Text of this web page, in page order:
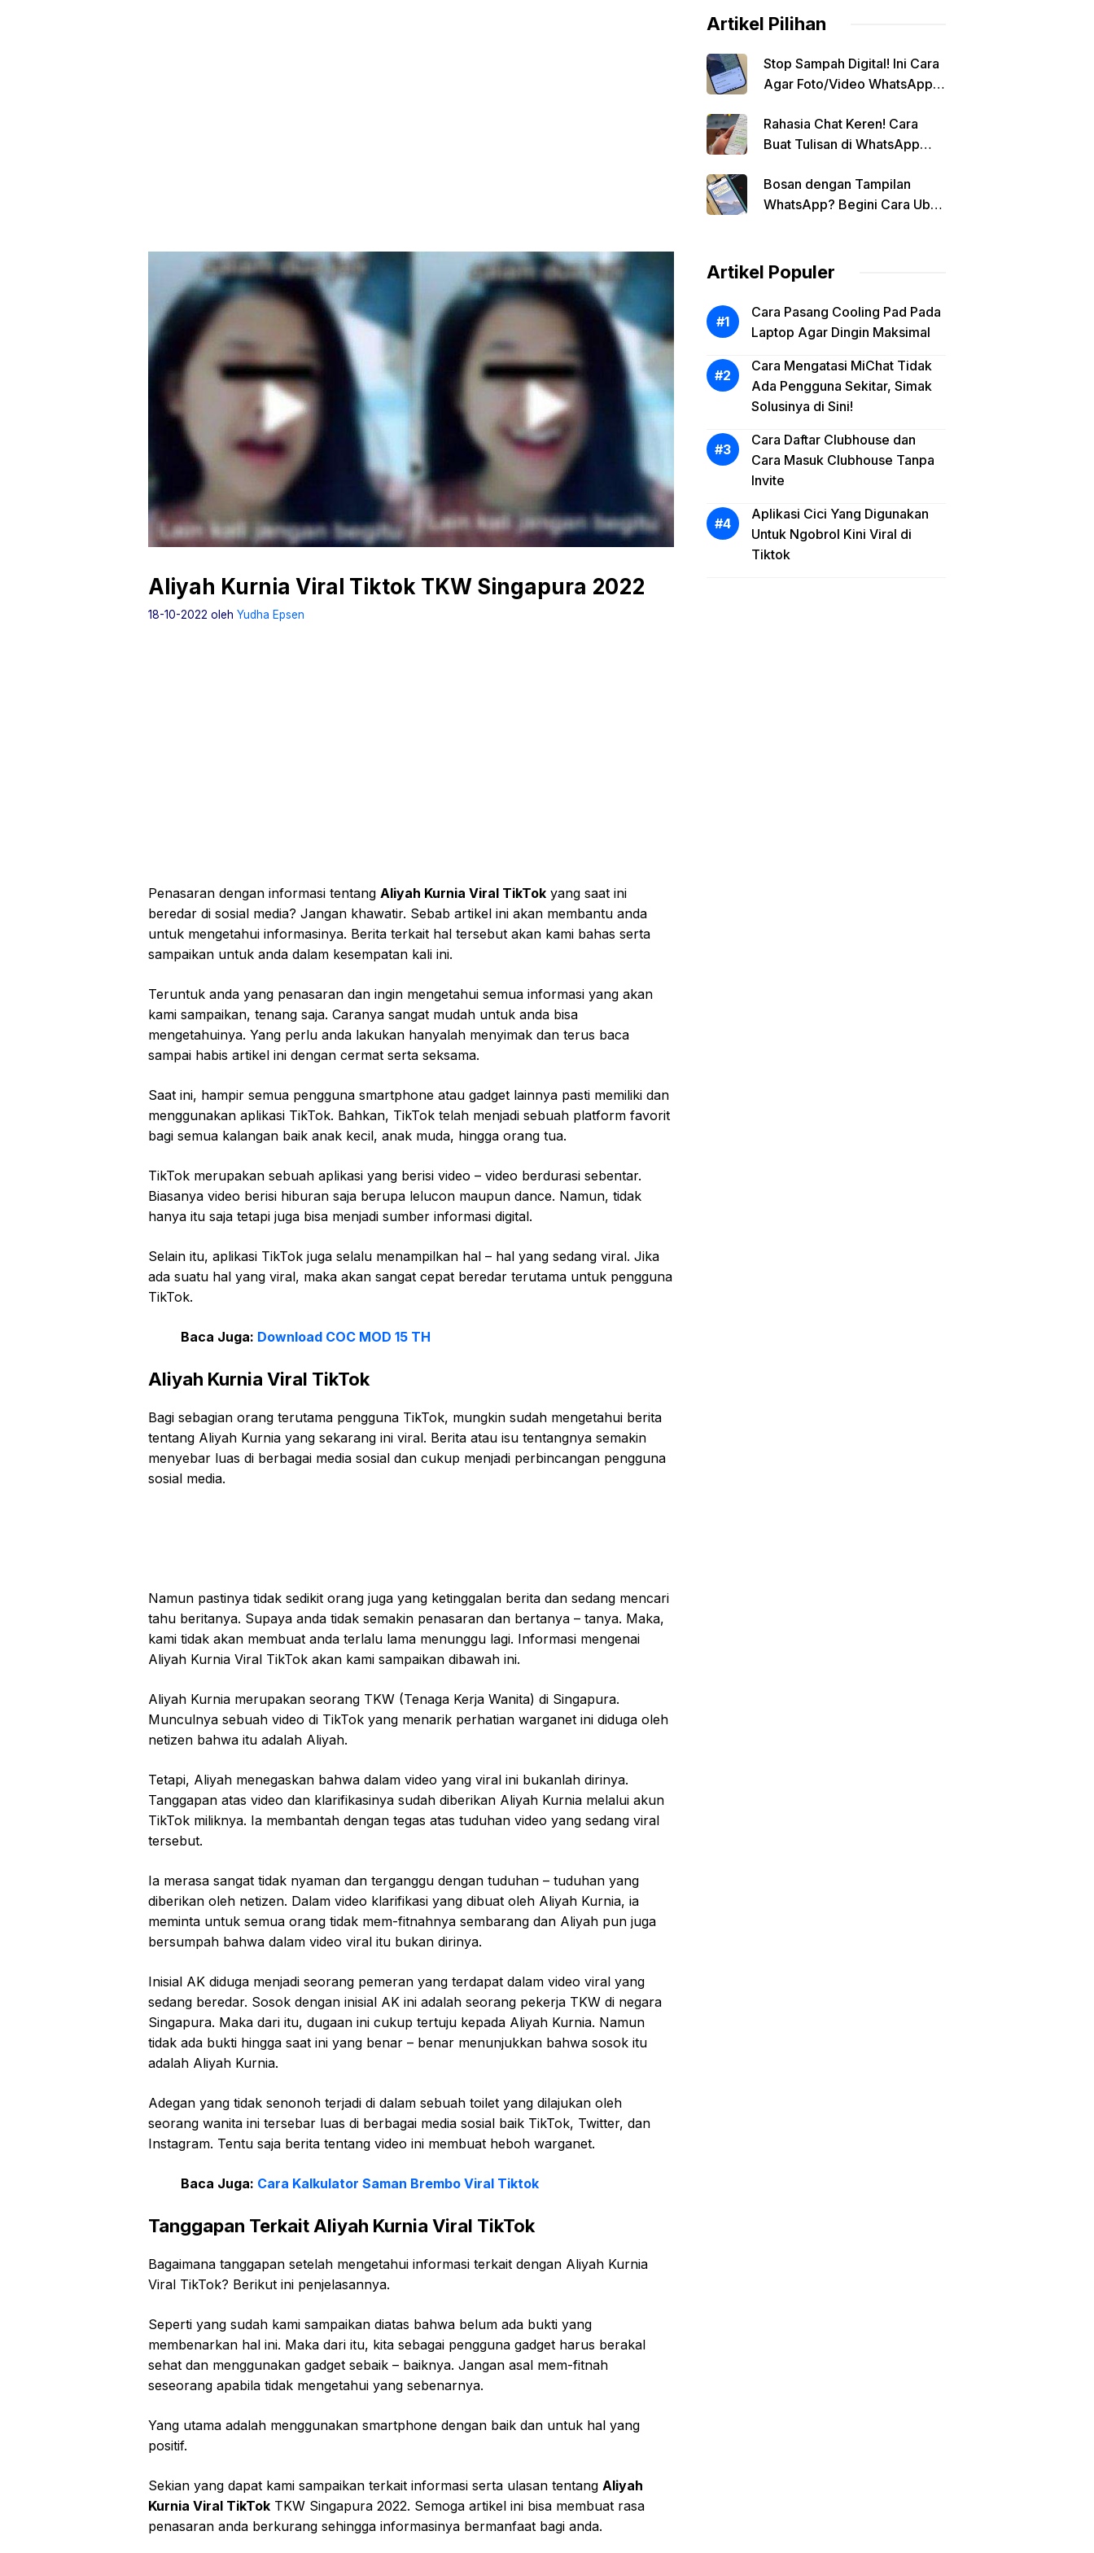
Aliyah Kurnia Viral Tiktok TKW Singapura 2022
18-10-2022 oleh Yudha Epsen
Penasaran dengan informasi tentang Aliyah Kurnia Viral TikTok yang saat ini
beredar di sosial media? Jangan khawatir. Sebab artikel ini akan membantu anda
untuk mengetahui informasinya. Berita terkait hal tersebut akan kami bahas serta
sampaikan untuk anda dalam kesempatan kali ini.
Teruntuk anda yang penasaran dan ingin mengetahui semua informasi yang akan
kami sampaikan, tenang saja. Caranya sangat mudah untuk anda bisa
mengetahuinya. Yang perlu anda lakukan hanyalah menyimak dan terus baca
sampai habis artikel ini dengan cermat serta seksama.
Saat ini, hampir semua pengguna smartphone atau gadget lainnya pasti memiliki dan
menggunakan aplikasi TikTok. Bahkan, TikTok telah menjadi sebuah platform favorit
bagi semua kalangan baik anak kecil, anak muda, hingga orang tua.
TikTok merupakan sebuah aplikasi yang berisi video – video berdurasi sebentar.
Biasanya video berisi hiburan saja berupa lelucon maupun dance. Namun, tidak
hanya itu saja tetapi juga bisa menjadi sumber informasi digital.
Selain itu, aplikasi TikTok juga selalu menampilkan hal – hal yang sedang viral. Jika
ada suatu hal yang viral, maka akan sangat cepat beredar terutama untuk pengguna
TikTok.
Baca Juga: Download COC MOD 15 TH
Aliyah Kurnia Viral TikTok
Bagi sebagian orang terutama pengguna TikTok, mungkin sudah mengetahui berita
tentang Aliyah Kurnia yang sekarang ini viral. Berita atau isu tentangnya semakin
menyebar luas di berbagai media sosial dan cukup menjadi perbincangan pengguna
sosial media.
Namun pastinya tidak sedikit orang juga yang ketinggalan berita dan sedang mencari
tahu beritanya. Supaya anda tidak semakin penasaran dan bertanya – tanya. Maka,
kami tidak akan membuat anda terlalu lama menunggu lagi. Informasi mengenai
Aliyah Kurnia Viral TikTok akan kami sampaikan dibawah ini.
Aliyah Kurnia merupakan seorang TKW (Tenaga Kerja Wanita) di Singapura.
Munculnya sebuah video di TikTok yang menarik perhatian warganet ini diduga oleh
netizen bahwa itu adalah Aliyah.
Tetapi, Aliyah menegaskan bahwa dalam video yang viral ini bukanlah dirinya.
Tanggapan atas video dan klarifikasinya sudah diberikan Aliyah Kurnia melalui akun
TikTok miliknya. Ia membantah dengan tegas atas tuduhan video yang sedang viral
tersebut.
Ia merasa sangat tidak nyaman dan terganggu dengan tuduhan – tuduhan yang
diberikan oleh netizen. Dalam video klarifikasi yang dibuat oleh Aliyah Kurnia, ia
meminta untuk semua orang tidak mem-fitnahnya sembarang dan Aliyah pun juga
bersumpah bahwa dalam video viral itu bukan dirinya.
Inisial AK diduga menjadi seorang pemeran yang terdapat dalam video viral yang
sedang beredar. Sosok dengan inisial AK ini adalah seorang pekerja TKW di negara
Singapura. Maka dari itu, dugaan ini cukup tertuju kepada Aliyah Kurnia. Namun
tidak ada bukti hingga saat ini yang benar – benar menunjukkan bahwa sosok itu
adalah Aliyah Kurnia.
Adegan yang tidak senonoh terjadi di dalam sebuah toilet yang dilajukan oleh
seorang wanita ini tersebar luas di berbagai media sosial baik TikTok, Twitter, dan
Instagram. Tentu saja berita tentang video ini membuat heboh warganet.
Baca Juga: Cara Kalkulator Saman Brembo Viral Tiktok
Tanggapan Terkait Aliyah Kurnia Viral TikTok
Bagaimana tanggapan setelah mengetahui informasi terkait dengan Aliyah Kurnia
Viral TikTok? Berikut ini penjelasannya.
Seperti yang sudah kami sampaikan diatas bahwa belum ada bukti yang
membenarkan hal ini. Maka dari itu, kita sebagai pengguna gadget harus berakal
sehat dan menggunakan gadget sebaik – baiknya. Jangan asal mem-fitnah
seseorang apabila tidak mengetahui yang sebenarnya.
Yang utama adalah menggunakan smartphone dengan baik dan untuk hal yang
positif.
Sekian yang dapat kami sampaikan terkait informasi serta ulasan tentang Aliyah
Kurnia Viral TikTok TKW Singapura 2022. Semoga artikel ini bisa membuat rasa
penasaran anda berkurang sehingga informasinya bermanfaat bagi anda.
Artikel Pilihan
Stop Sampah Digital! Ini Cara
Agar Foto/Video WhatsApp
Otomatis
Rahasia Chat Keren! Cara
Buat Tulisan di WhatsApp
Bosan dengan Tampilan
WhatsApp? Begini Cara Ubah
Artikel Populer
Cara Pasang Cooling Pad Pada
Laptop Agar Dingin Maksimal
Cara Mengatasi MiChat Tidak
Ada Pengguna Sekitar, Simak
Solusinya di Sini!
Cara Daftar Clubhouse dan
Cara Masuk Clubhouse Tanpa
Invite
Aplikasi Cici Yang Digunakan
Untuk Ngobrol Kini Viral di
Tiktok